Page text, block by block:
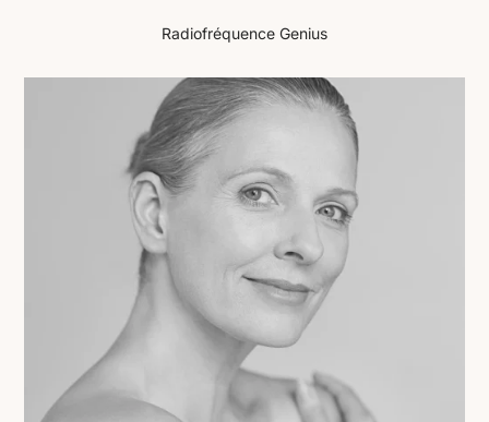
Radiofréquence Genius